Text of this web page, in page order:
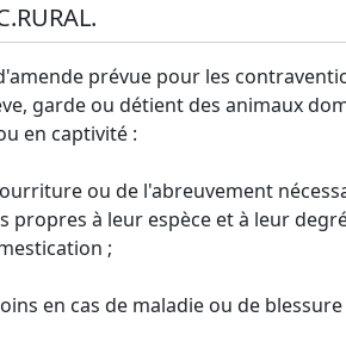
prévue pour les
garde ou détient des animaux
en captivité :
ou de l'abreuvement
propres à leur espèce et à leur
;
en cas de maladie ou de blessure